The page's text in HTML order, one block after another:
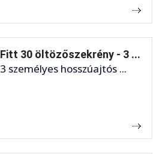
Fitt 30 öltözőszekrény - 3 ...
3 személyes hosszúajtós ...